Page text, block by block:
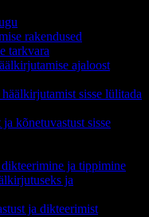
rakendused
tarkvara
ajaloost
sisse lülitada
kõnetuvastust sisse
dikteerimine ja tippimine
ja
ja dikteerimist